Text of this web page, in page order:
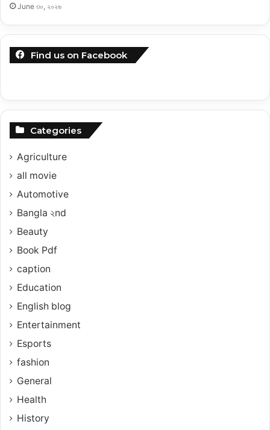
June ৩০, ২০২৬
Find us on Facebook
Categories
Agriculture
all movie
Automotive
Bangla ২nd
Beauty
Book Pdf
caption
Education
English blog
Entertainment
Esports
fashion
General
Health
History